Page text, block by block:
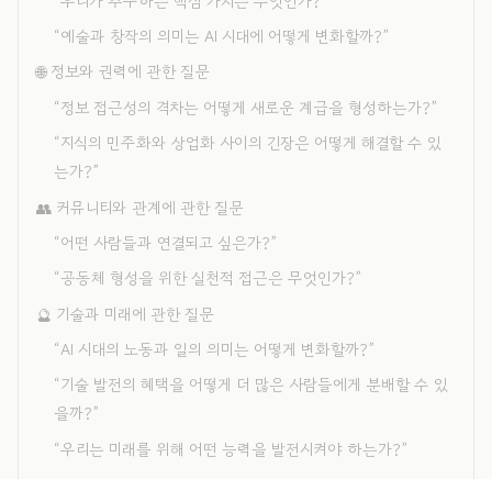
“예술과 창작의 의미는 AI 시대에 어떻게 변화할까?”
🌐 정보와 권력에 관한 질문
“정보 접근성의 격차는 어떻게 새로운 계급을 형성하는가?”
“지식의 민주화와 상업화 사이의 긴장은 어떻게 해결할 수 있
는가?”
👥 커뮤니티와 관계에 관한 질문
“어떤 사람들과 연결되고 싶은가?”
“공동체 형성을 위한 실천적 접근은 무엇인가?”
🔮 기술과 미래에 관한 질문
“AI 시대의 노동과 일의 의미는 어떻게 변화할까?”
“기술 발전의 혜택을 어떻게 더 많은 사람들에게 분배할 수 있
을까?”
“우리는 미래를 위해 어떤 능력을 발전시켜야 하는가?”